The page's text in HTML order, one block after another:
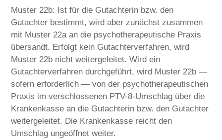
Muster 22b: Ist für die Gutachterin bzw. den
Gutachter bestimmt, wird aber zunächst zusammen
mit Muster 22a an die psychotherapeutische Praxis
übersandt. Erfolgt kein Gutachterverfahren, wird
Muster 22b nicht weitergeleitet. Wird ein
Gutachterverfahren durchgeführt, wird Muster 22b —
sofern erforderlich — von der psychotherapeutischen
Praxis im verschlossenen PTV-8-Umschlag über die
Krankenkasse an die Gutachterin bzw. den Gutachter
weitergeleitet. Die Krankenkasse reicht den
Umschlag ungeöffnet weiter.